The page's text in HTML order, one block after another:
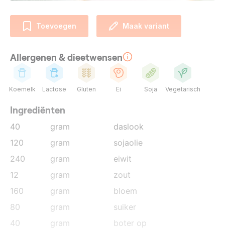
Toevoegen Maak variant
Allergenen & dieetwensen
Koemelk Lactose Gluten Ei Soja Vegetarisch
Ingrediënten
40 gram
daslook
120
gram
sojaolie
240
gram
eiwit
12
gram
zout
160
gram
bloem
80
gram
suiker
40
gram
boter op